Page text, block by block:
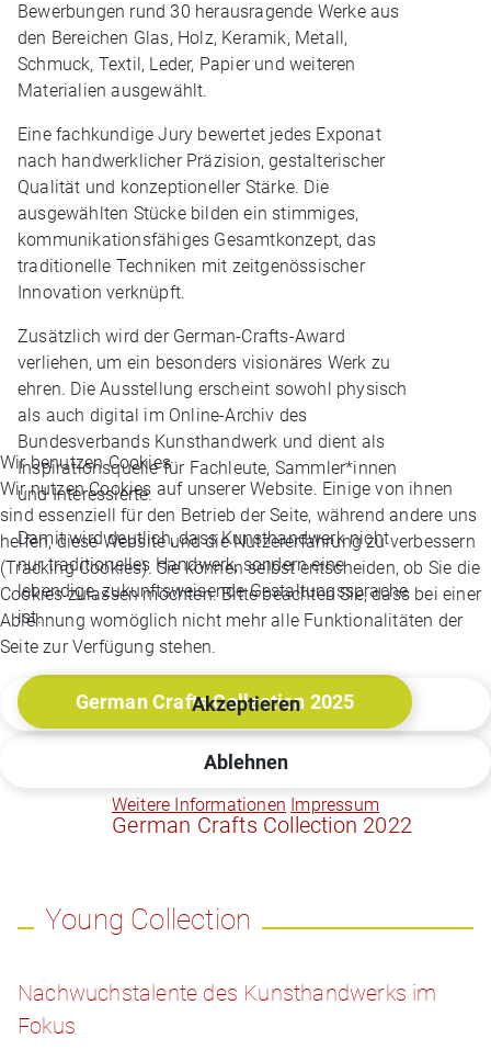
Bewerbungen rund 30 herausragende Werke aus
den Bereichen Glas, Holz, Keramik, Metall,
Schmuck, Textil, Leder, Papier und weiteren
Materialien ausgewählt.
Eine fachkundige Jury bewertet jedes Exponat
nach handwerklicher Präzision, gestalterischer
Qualität und konzeptioneller Stärke. Die
ausgewählten Stücke bilden ein stimmiges,
kommunikationsfähiges Gesamtkonzept, das
traditionelle Techniken mit zeitgenössischer
Innovation verknüpft.
Zusätzlich wird der German‑Crafts‑Award
verliehen, um ein besonders visionäres Werk zu
ehren. Die Ausstellung erscheint sowohl physisch
als auch digital im Online‑Archiv des
Bundesverbands Kunsthandwerk und dient als
Inspirationsquelle für Fachleute, Sammler*innen
und Interessierte.
Damit wird deutlich, dass Kunsthandwerk nicht
nur traditionelles Handwerk, sondern eine
lebendige, zukunftsweisende Gestaltungssprache
ist.
German Crafts Collection 2025
German Crafts Collection 2022
Young Collection
Nachwuchstalente des Kunsthandwerks im
Fokus
Wir benutzen Cookies
Wir nutzen Cookies auf unserer Website. Einige von ihnen
sind essenziell für den Betrieb der Seite, während andere uns
helfen, diese Website und die Nutzererfahrung zu verbessern
(Tracking Cookies). Sie können selbst entscheiden, ob Sie die
Cookies zulassen möchten. Bitte beachten Sie, dass bei einer
Ablehnung womöglich nicht mehr alle Funktionalitäten der
Seite zur Verfügung stehen.
Akzeptieren
Ablehnen
Weitere Informationen Impressum